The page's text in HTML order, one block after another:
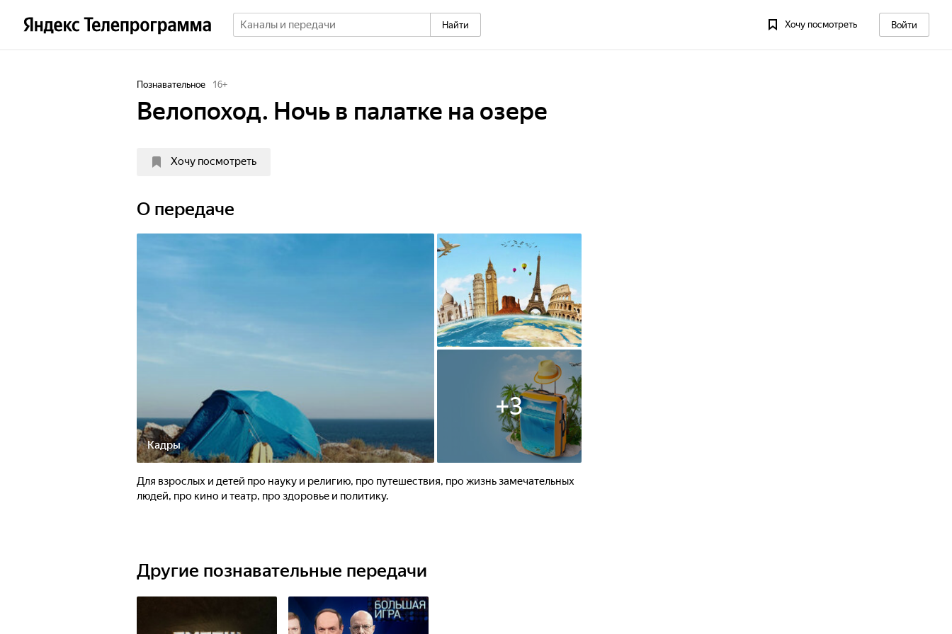
Найти Хочу посмотреть Войти
Познавательное 16+
Велопоход. Ночь в палатке на озере
Хочу посмотреть
О передаче
Кадры
+3
Для взрослых и детей про науку и религию, про путешествия, про жизнь замечательных
людей, про кино и театр, про здоровье и политику.
Другие познавательные передачи